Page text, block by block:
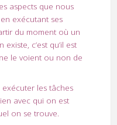
aspects que nous
exécutant ses
du moment où un
existe, c’est qu’il est
le voient ou non de
exécuter les tâches
avec qui on est
on se trouve.